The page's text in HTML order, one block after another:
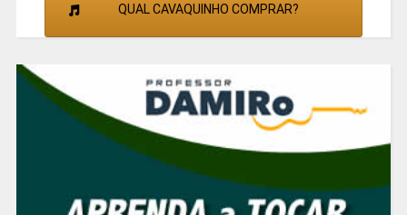
QUAL CAVAQUINHO COMPRAR?